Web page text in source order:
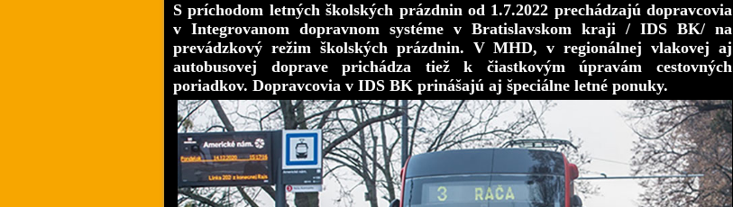
S príchodom letných školských prázdnin od 1.7.2022 prechádzajú dopravcovia
v Integrovanom dopravnom systéme v Bratislavskom kraji / IDS BK/ na
prevádzkový režim školských prázdnin. V MHD, v regionálnej vlakovej aj
autobusovej doprave prichádza tiež k čiastkovým úpravám cestovných
poriadkov. Dopravcovia v IDS BK prinášajú aj špeciálne letné ponuky.